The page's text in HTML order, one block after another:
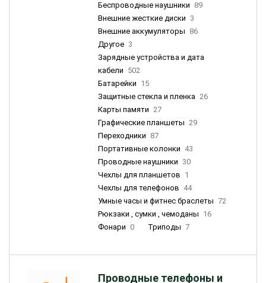
Беспроводные наушники 89
Внешние жесткие диски 3
Внешние аккумуляторы 86
Другое 3
Зарядные устройства и дата
кабели 502
Батарейки 15
Защитные стекла и пленка 26
Карты памяти 27
Графические планшеты 29
Переходники 87
Портативные колонки 43
Проводные наушники 30
Чехлы для планшетов 1
Чехлы для телефонов 44
Умные часы и фитнес браслеты 72
Рюкзаки , сумки , чемоданы 16
Фонари 0 Триподы 7
Проводные телефоны и